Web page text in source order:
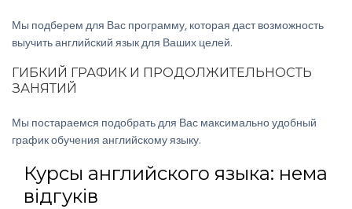
Мы подберем для Вас программу, которая даст возможность
выучить английский язык для Ваших целей.
ГИБКИЙ ГРАФИК И ПРОДОЛЖИТЕЛЬНОСТЬ
ЗАНЯТИЙ
Мы постараемся подобрать для Вас максимально удобный
график обучения английскому языку.
Курсы английского языка: нема
відгуків